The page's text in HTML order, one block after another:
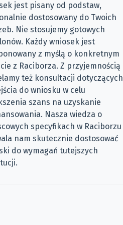
jest pisany od podstaw,
dostosowany do Twoich
Nie stosujemy gotowych
Każdy wniosek jest
z myślą o konkretnym
z Raciborza. Z przyjemnością
też konsultacji dotyczących
do wniosku w celu
szans na uzyskanie
Nasza wiedza o
specyfikach w Raciborzu
nam skutecznie dostosować
do wymagań tutejszych